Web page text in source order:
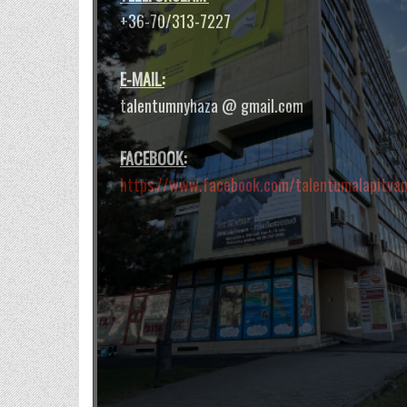
+36-70/313-7227
E-MAIL:
talentumnyhaza @ gmail.com
FACEBOOK:
https://www.facebook.com/
és testünkben.